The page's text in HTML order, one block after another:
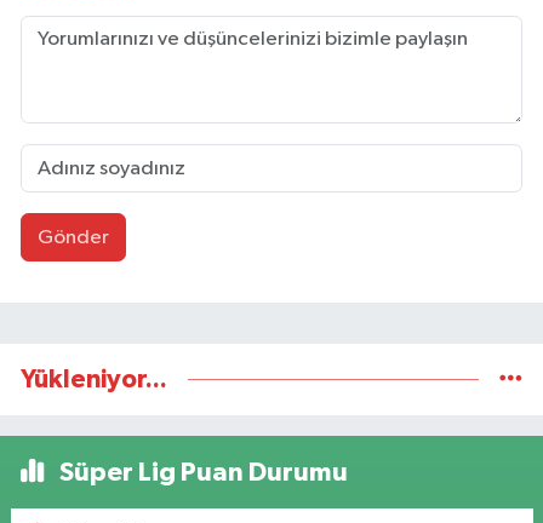
Gönder
Yükleniyor...
Süper Lig Puan Durumu